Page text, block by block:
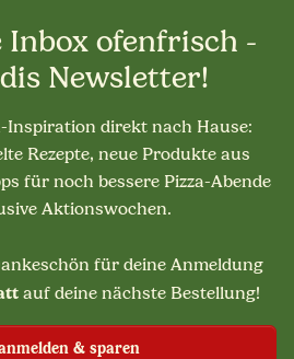
Inbox ofenfrisch -
Newsletter!
Inspiration direkt nach Hause:
Rezepte, neue Produkte aus
für noch bessere Pizza-Abende
Aktionswochen.
für deine Anmeldung
auf deine nächste Bestellung!
& sparen